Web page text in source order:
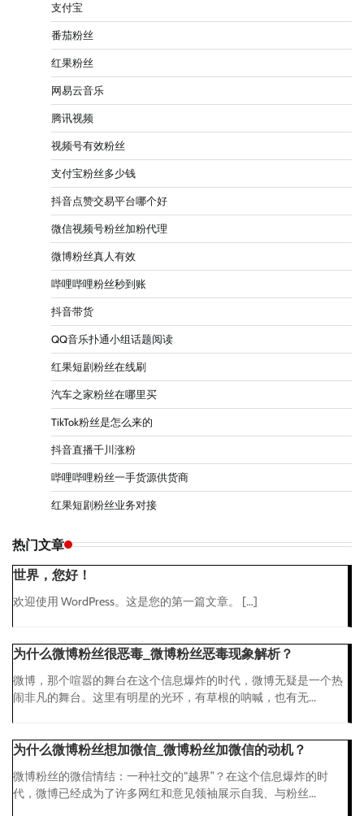
支付宝
番茄粉丝
红果粉丝
网易云音乐
腾讯视频
视频号有效粉丝
支付宝粉丝多少钱
抖音点赞交易平台哪个好
微信视频号粉丝加粉代理
微博粉丝真人有效
哔哩哔哩粉丝秒到账
抖音带货
QQ音乐扑通小组话题阅读
红果短剧粉丝在线刷
汽车之家粉丝在哪里买
TikTok粉丝是怎么来的
抖音直播千川涨粉
哔哩哔哩粉丝一手货源供货商
红果短剧粉丝业务对接
热门文章
世界，您好！
欢迎使用 WordPress。这是您的第一篇文章。 […]
为什么微博粉丝很恶毒_微博粉丝恶毒现象解析？
微博，那个喧嚣的舞台在这个信息爆炸的时代，微博无疑是一个热
闹非凡的舞台。这里有明星的光环，有草根的呐喊，也有无...
为什么微博粉丝想加微信_微博粉丝加微信的动机？
微博粉丝的微信情结：一种社交的“越界”？在这个信息爆炸的时
代，微博已经成为了许多网红和意见领袖展示自我、与粉丝...